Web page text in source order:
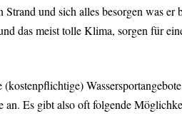
und sich alles besorgen was
das meist tolle Klima, sorgen für
Es gibt also oft folgende